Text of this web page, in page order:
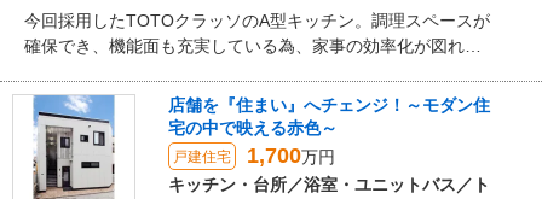
今回採用したTOTOクラッソのA型キッチン。調理スペースが
確保でき、機能面も充実している為、家事の効率化が図れま
店舗を『住まい』へチェンジ！～モダン住
宅の中で映える赤色～
戸建住宅 1,700万円
キッチン・台所／浴室・ユニットバス／ト